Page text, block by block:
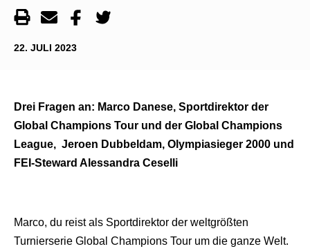
22. JULI 2023
Drei Fragen an: Marco Danese, Sportdirektor der
Global Champions Tour und der Global Champions
League, Jeroen Dubbeldam, Olympiasieger 2000 und
FEI-Steward Alessandra Ceselli
Marco, du reist als Sportdirektor der weltgrößten
Turnierserie Global Champions Tour um die ganze Welt.